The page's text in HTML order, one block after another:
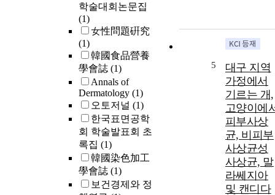
학술대회논문집
(1)
女性問題硏究
(1)
韓國食品營養
學會誌 (1)
Annals of
Dermatology (1)
오토저널 (1)
한국표면공학
회 학술발표회 초
록집 (1)
韓國染色加工
學會誌 (1)
보건경제와 정
5
대구 지역
가정에서
기르는 개,
고양이에
피부사상
균, 비피부
사상균성
사상균, 말
라쎄지아
및 캔디다